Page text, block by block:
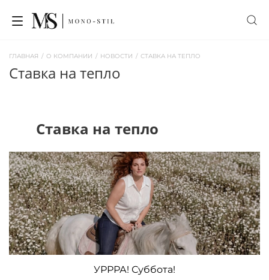
ГЛАВНАЯ / О КОМПАНИИ / НОВОСТИ / СТАВКА НА ТЕПЛО
ставка на тепло
Ставка на тепло
УРРРА! Суббота!